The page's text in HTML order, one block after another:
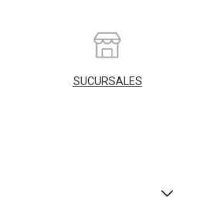
SUCURSALES